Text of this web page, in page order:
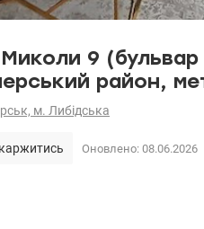
Миколи 9
район,
м. Либідська
Оновлено: 08.06.2026